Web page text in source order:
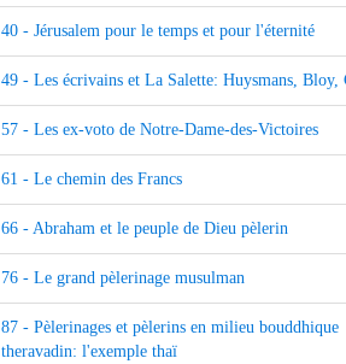
40 - Jérusalem pour le temps et pour l'éternité
49 - Les écrivains et La Salette: Huysmans, Bloy,
57 - Les ex-voto de Notre-Dame-des-Victoires
61 - Le chemin des Francs
66 - Abraham et le peuple de Dieu pèlerin
76 - Le grand pèlerinage musulman
87 - Pèlerinages et pèlerins en milieu bouddhique
theravadin: l'exemple thaï